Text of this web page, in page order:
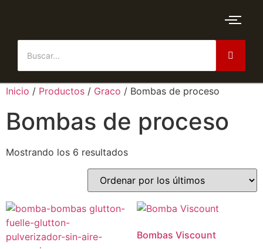
Inicio / Productos / Graco / Bombas de proceso
Bombas de proceso
Mostrando los 6 resultados
Bombas Viscount